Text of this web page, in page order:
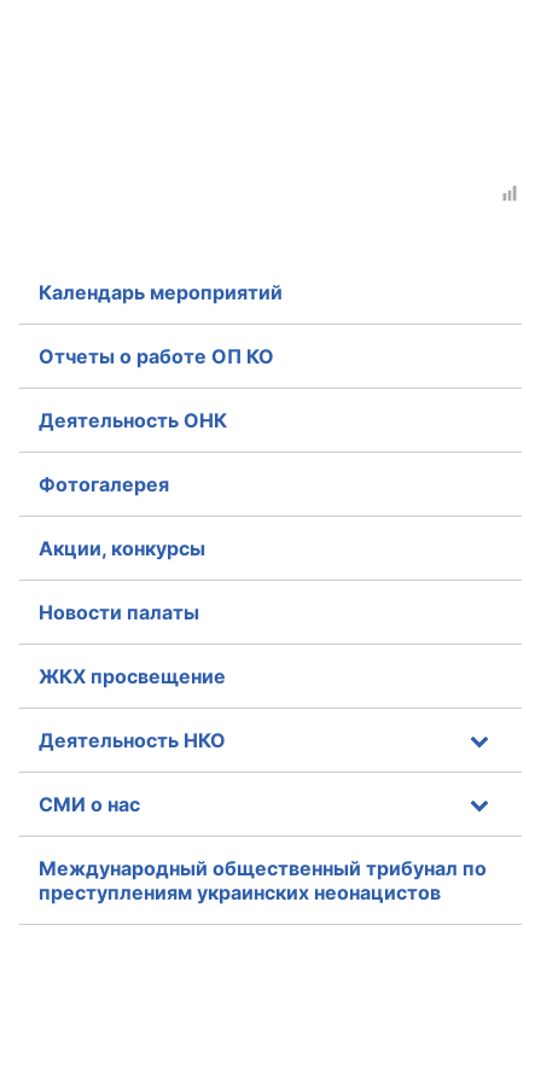
Календарь мероприятий
Отчеты о работе ОП КО
Деятельность ОНК
Фотогалерея
Акции, конкурсы
Новости палаты
ЖКХ просвещение
Деятельность НКО
СМИ о нас
Международный общественный трибунал по
преступлениям украинских неонацистов